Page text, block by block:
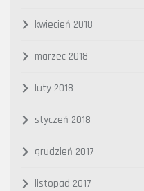
kwiecień 2018
marzec 2018
luty 2018
styczeń 2018
grudzień 2017
listopad 2017